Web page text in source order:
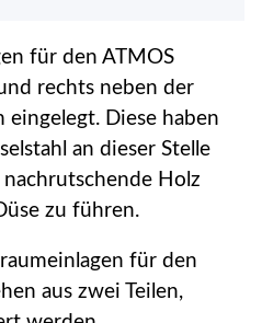
für den ATMOS
rechts neben der
eingelegt. Diese haben
an dieser Stelle
Holz
zu führen.
für den
aus zwei Teilen,